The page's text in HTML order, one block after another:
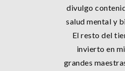
divulgo
salud mental y
El resto del
invierto en
grandes